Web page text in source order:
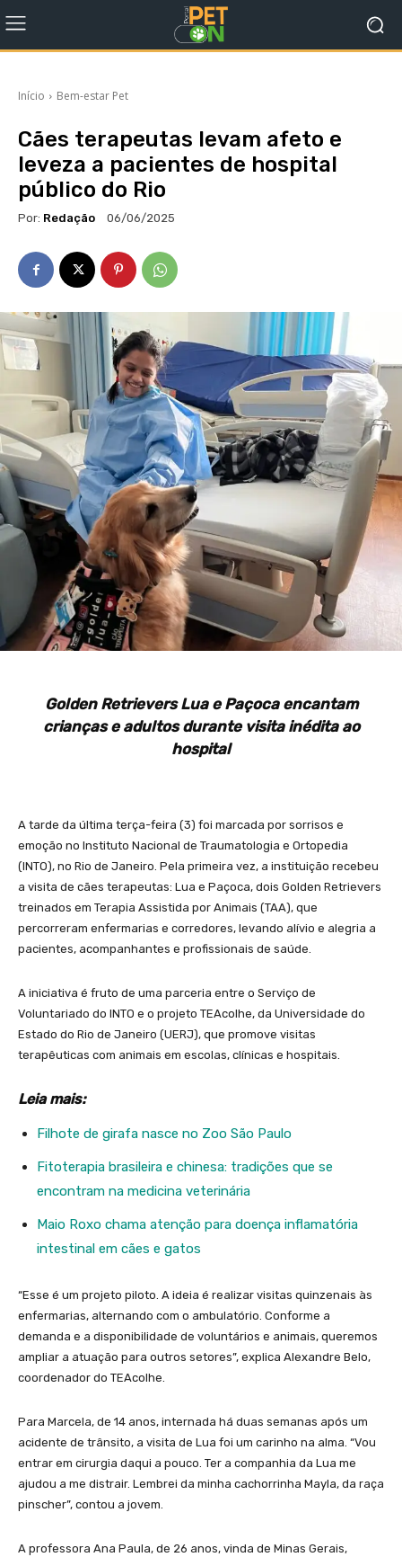
Início Bem-estar Pet
Cães terapeutas levam afeto e
leveza a pacientes de hospital
público do Rio
Por: Redação 06/06/2025
Golden Retrievers Lua e Paçoca encantam
crianças e adultos durante visita inédita ao
hospital
A tarde da última terça-feira (3) foi marcada por sorrisos e
emoção no Instituto Nacional de Traumatologia e Ortopedia
(INTO), no Rio de Janeiro. Pela primeira vez, a instituição recebeu
a visita de cães terapeutas: Lua e Paçoca, dois Golden Retrievers
treinados em Terapia Assistida por Animais (TAA), que
percorreram enfermarias e corredores, levando alívio e alegria a
pacientes, acompanhantes e profissionais de saúde.
A iniciativa é fruto de uma parceria entre o Serviço de
Voluntariado do INTO e o projeto TEAcolhe, da Universidade do
Estado do Rio de Janeiro (UERJ), que promove visitas
terapêuticas com animais em escolas, clínicas e hospitais.
Leia mais:
Filhote de girafa nasce no Zoo São Paulo
Fitoterapia brasileira e chinesa: tradições que se
encontram na medicina veterinária
Maio Roxo chama atenção para doença inflamatória
intestinal em cães e gatos
“Esse é um projeto piloto. A ideia é realizar visitas quinzenais às
enfermarias, alternando com o ambulatório. Conforme a
demanda e a disponibilidade de voluntários e animais, queremos
ampliar a atuação para outros setores”, explica Alexandre Belo,
coordenador do TEAcolhe.
Para Marcela, de 14 anos, internada há duas semanas após um
acidente de trânsito, a visita de Lua foi um carinho na alma. “Vou
entrar em cirurgia daqui a pouco. Ter a companhia da Lua me
ajudou a me distrair. Lembrei da minha cachorrinha Mayla, da raça
pinscher”, contou a jovem.
A professora Ana Paula, de 26 anos, vinda de Minas Gerais,